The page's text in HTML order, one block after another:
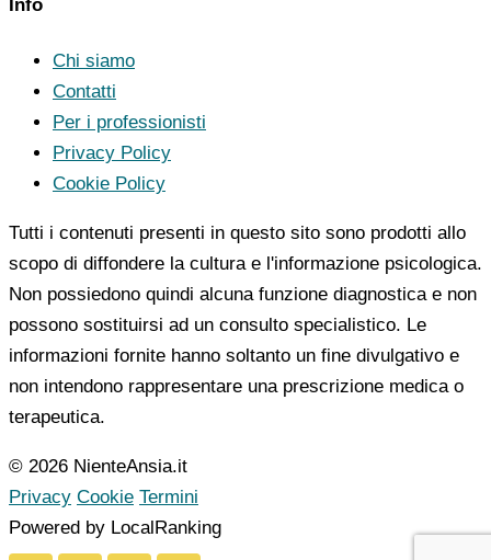
Info
Chi siamo
Contatti
Per i professionisti
Privacy Policy
Cookie Policy
Tutti i contenuti presenti in questo sito sono prodotti allo
scopo di diffondere la cultura e l'informazione psicologica.
Non possiedono quindi alcuna funzione diagnostica e non
possono sostituirsi ad un consulto specialistico. Le
informazioni fornite hanno soltanto un fine divulgativo e
non intendono rappresentare una prescrizione medica o
terapeutica.
© 2026 NienteAnsia.it
Privacy Cookie Termini
Powered by LocalRanking